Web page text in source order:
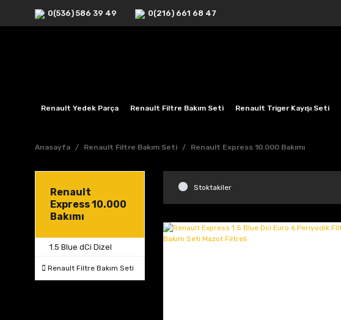
0(536) 586 39 49 0(216) 661 68 47
Renault Yedek Parça Renault Filtre Bakım Seti Renault Triger Kayışı Seti
Anasayfa Renault Filtre Bakım Seti Renault Express 10.000 Bakımı
Renault
Express 10.000
Bakımı
1.5 Blue dCi Dizel
Renault Filtre Bakım Seti
Stoktakiler